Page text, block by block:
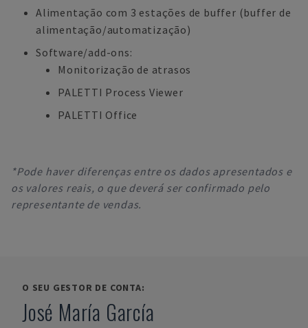
Alimentação com 3 estações de buffer (buffer de
alimentação/automatização)
Software/add-ons:
Monitorização de atrasos
PALETTI Process Viewer
PALETTI Office
*Pode haver diferenças entre os dados apresentados e
os valores reais, o que deverá ser confirmado pelo
representante de vendas.
O SEU GESTOR DE CONTA:
José María García